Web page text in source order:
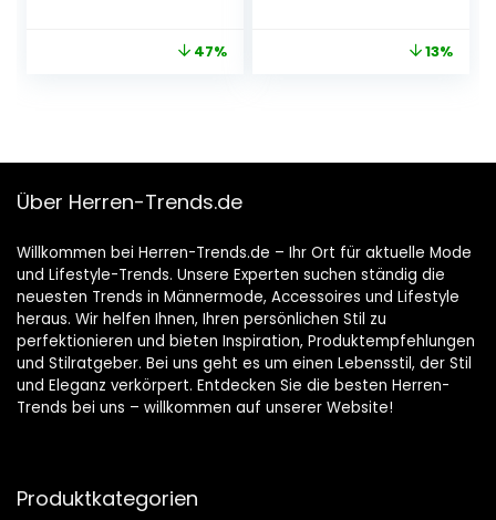
47%
Geburtstag, Party
13%
Über Herren-Trends.de
Willkommen bei Herren-Trends.de – Ihr Ort für aktuelle Mode
und Lifestyle-Trends. Unsere Experten suchen ständig die
neuesten Trends in Männermode, Accessoires und Lifestyle
heraus. Wir helfen Ihnen, Ihren persönlichen Stil zu
perfektionieren und bieten Inspiration, Produktempfehlungen
und Stilratgeber. Bei uns geht es um einen Lebensstil, der Stil
und Eleganz verkörpert. Entdecken Sie die besten Herren-
Trends bei uns – willkommen auf unserer Website!
Produktkategorien